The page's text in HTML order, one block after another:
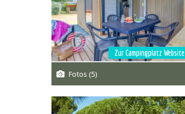
Zur Campingplatz Website
Fotos (5)